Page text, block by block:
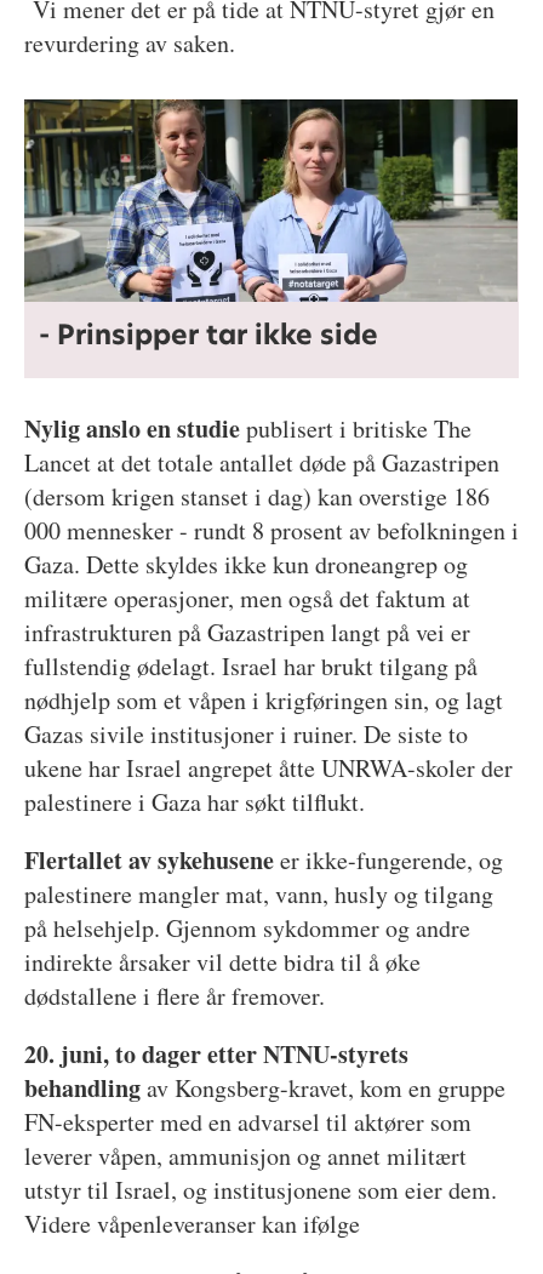
Vi mener det er på tide at NTNU-styret gjør en
revurdering av saken.
- Prinsipper tar ikke side
Nylig anslo en studiepublisert i britiske The
Lancet at det totale antallet døde på Gazastripen
(dersom krigen stanset i dag) kan overstige 186
000 mennesker - rundt 8 prosent av befolkningen i
Gaza. Dette skyldes ikke kun droneangrep og
militære operasjoner, men også det faktum at
infrastrukturen på Gazastripen langt på vei er
fullstendig ødelagt. Israel har brukt tilgang på
nødhjelp som et våpen i krigføringen sin, og lagt
Gazas sivile institusjoner i ruiner. De siste to
ukene har Israel angrepet åtte UNRWA-skoler der
palestinere i Gaza har søkt tilflukt.
Flertallet av sykehuseneer ikke-fungerende, og
palestinere mangler mat, vann, husly og tilgang
på helsehjelp. Gjennom sykdommer og andre
indirekte årsaker vil dette bidra til å øke
dødstallene i flere år fremover.
20. juni, to dager etter NTNU-styrets
behandlingav Kongsberg-kravet, kom en gruppe
FN-eksperter med en advarsel til aktører som
leverer våpen, ammunisjon og annet militært
utstyr til Israel, og institusjonene som eier dem.
Videre våpenleveranser kan ifølge